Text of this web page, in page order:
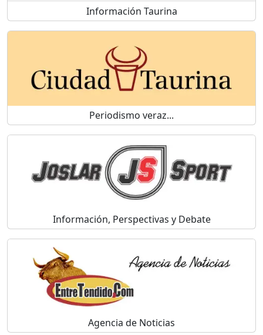
Información Taurina
Periodismo veraz...
Información, Perspectivas y Debate
Agencia de Noticias